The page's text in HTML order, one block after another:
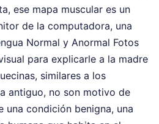
ese mapa muscular es un
de la computadora, una
Normal y Anormal Fotos
para explicarle a la madre
similares a los
antiguo, no son motivo de
una condición benigna, una